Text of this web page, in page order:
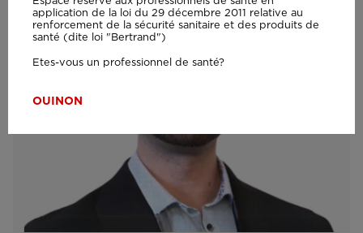
application de la loi du 29 décembre 2011 relative au
renforcement de la sécurité sanitaire et des produits de
santé (dite loi "Bertrand")
Etes-vous un professionnel de santé?
OUINON